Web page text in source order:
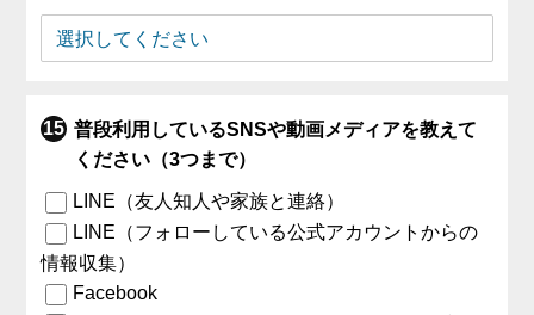
普段利用しているSNSや動画メディアを教えて
ください（3つまで）
LINE（友人知人や家族と連絡）
LINE（フォローしている公式アカウントからの
情報収集）
Facebook